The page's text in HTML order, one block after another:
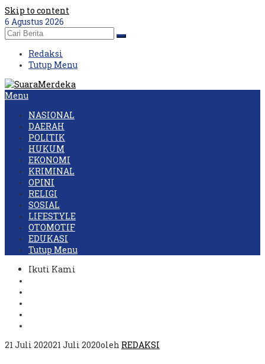
Skip to content
6 Agustus 2026
Redaksi
Tutup Menu
Menu
NASIONAL
DAERAH
POLITIK
HUKUM
EKONOMI
KRIMINAL
OPINI
RELIGI
SOSIAL
LIFESTYLE
OTOMOTIF
EDUKASI
Tutup Menu
Ikuti Kami
21 Juli 202021 Juli 2020oleh REDAKSI